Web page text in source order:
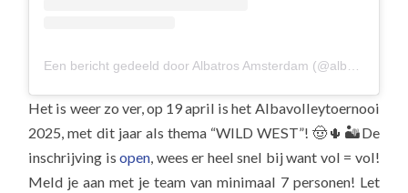
Het is weer zo ver, op 19 april is het Albavolleytoernooi
2025, met dit jaar als thema “WILD WEST”! 🤠🌵🏜️De
inschrijving isopen, wees er heel snel bij want vol = vol!
Meld je aan met je team van minimaal 7 personen! Let